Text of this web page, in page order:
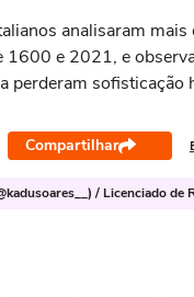
analisaram
1600 e 2021, e
perderam sofisticação
Compartilhar
/ Licenciado de